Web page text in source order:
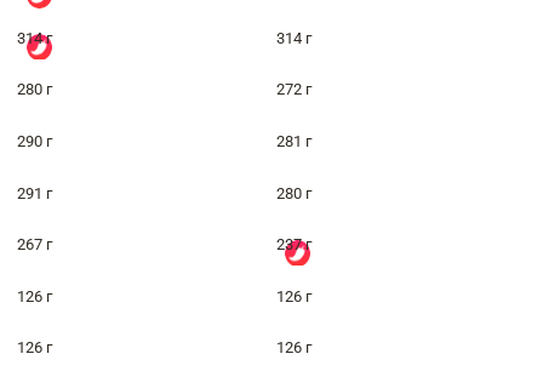
314 г 314 г
280 г 272 г
290 г 281 г
291 г 280 г
267 г 237 г
126 г 126 г
126 г 126 г